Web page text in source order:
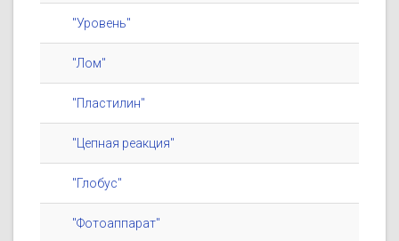
"Уровень"
"Лом"
"Пластилин"
"Цепная реакция"
"Глобус"
"Фотоаппарат"